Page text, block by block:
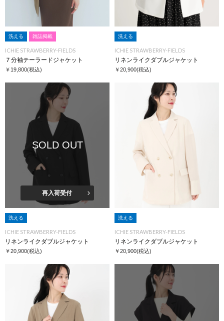
洗える 雑誌掲載
ICHIE STRAWBERRY-FIELDS
７分袖テーラードジャケット
￥19,800(税込)
洗える
ICHIE STRAWBERRY-FIELDS
リネンライクダブルジャケット
￥20,900(税込)
SOLD OUT
再入荷受付
洗える
ICHIE STRAWBERRY-FIELDS
リネンライクダブルジャケット
￥20,900(税込)
洗える
ICHIE STRAWBERRY-FIELDS
リネンライクダブルジャケット
￥20,900(税込)